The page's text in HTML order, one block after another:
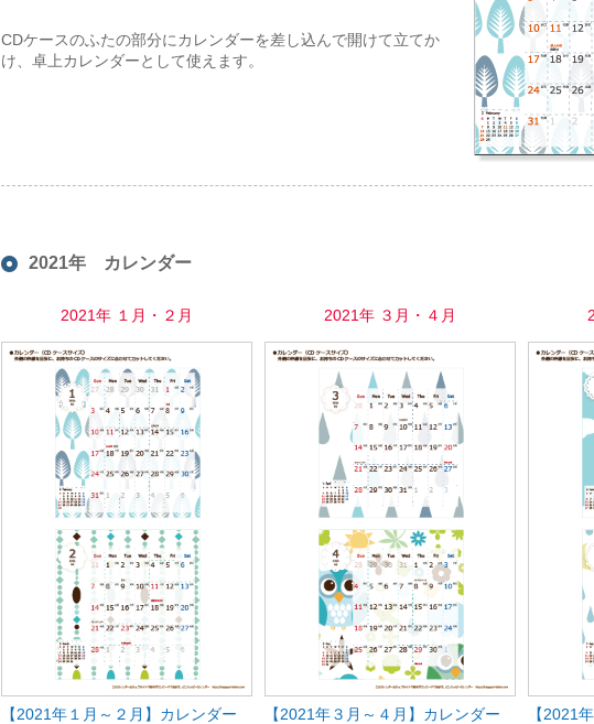
CDケースのふたの部分にカレンダーを差し込んで開けて立てか
け、卓上カレンダーとして使えます。
2021年 カレンダー
2021年 １月・２月
【2021年１月～２月】カレンダー
2021年 ３月・４月
【2021年３月～４月】カレンダー
【2021